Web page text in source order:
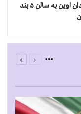
یورش وحشیانه گارد زندان اوین به سالن ۵ بند
Moreصفحه صفحه